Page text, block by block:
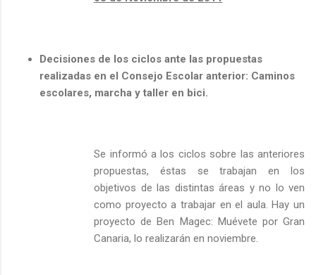
Decisiones de los ciclos ante las propuestas
realizadas en el Consejo Escolar anterior: Caminos
escolares, marcha y taller en bici.
Se informó a los ciclos sobre las anteriores
propuestas, éstas se trabajan en los
objetivos de las distintas áreas y no lo ven
como proyecto a trabajar en el aula. Hay un
proyecto de Ben Magec: Muévete por Gran
Canaria, lo realizarán en noviembre.